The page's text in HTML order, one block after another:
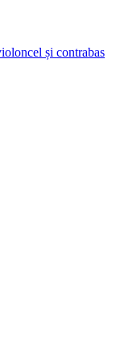
și contrabas